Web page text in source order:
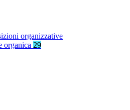
organizzative
organica 29